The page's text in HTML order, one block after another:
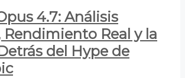
4.7: Análisis
Rendimiento Real y la
del Hype de